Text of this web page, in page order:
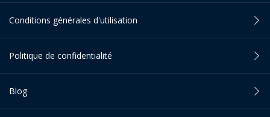
Conditions générales d'utilisation
Politique de confidentialité
Blog